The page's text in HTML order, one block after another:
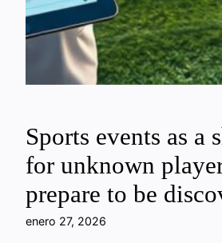
Sports events as a
for unknown
prepare to be
enero 27, 2026